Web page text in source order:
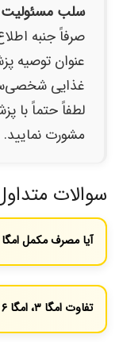
سلب
صرفاً جنبه
عنوان توصیه
غذایی
لطفاً حتماً با
مشورت نمایید.
سوالات
آیا مصرف مکمل امگا ۳ بهتر از دریافت آن از طریق غذاست؟
همیشه ارجح است.
ترکیبات دیگر را
هستند که شما به هر
تفاوت امگا ۳، امگا ۶ و امگا ۹ چیست؟